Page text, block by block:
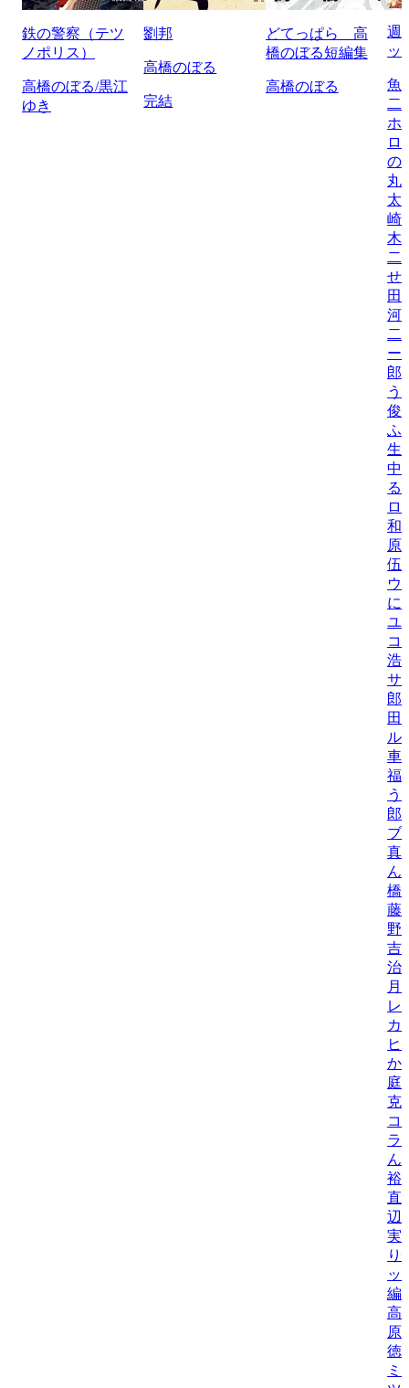
鉄の警察（テツ
ノポリス）
高橋のぼる/黒江
ゆき
劉邦
高橋のぼる
完結
どてっぱら 高
橋のぼる短編集
高橋のぼる
週
ッ
魚
二
ホ
ロ
の
丸
太
崎
木
二
せ
田
河
二
ー
郎
う
俊/
ふ
生
中
る
ロ
和
原
伍/
ウ
に
ユ
コ
浩
サ
郎
田
ル
車/
福
う
郎
ブ
真
ん
橋
藤
野
吉
治/
月
レ
カ
ヒ
か
庭/
克
コ
ラ
ん
裕/
直
辺
実/
り
ッ
編
高
原
徳/
ミ